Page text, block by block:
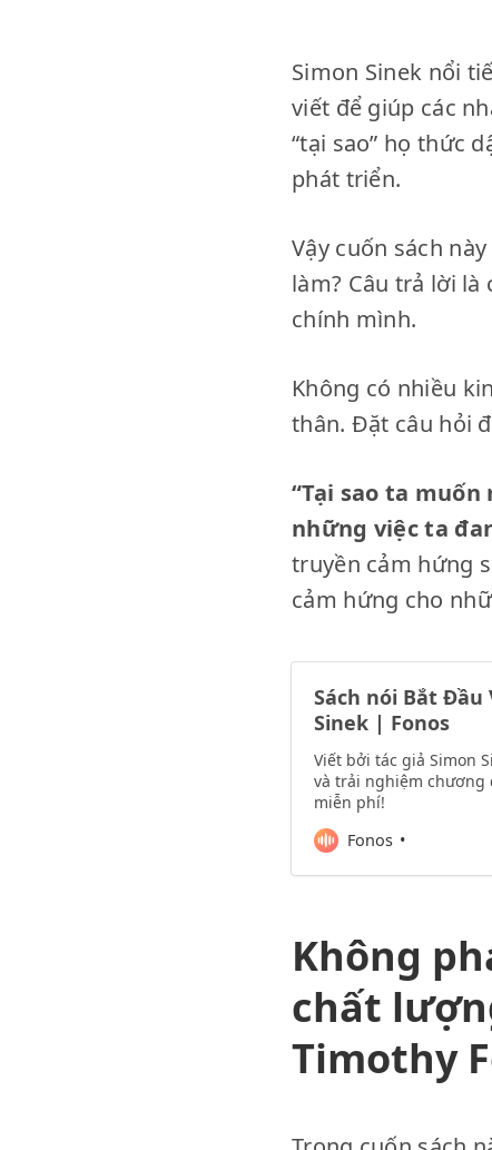
Simon Sinek nổi
viết để giúp các
“tại sao” họ thức
phát triển.
Vậy cuốn sách
làm? Câu trả lời là
chính mình.
Không có nhiều
thân. Đặt câu hỏi
“Tại sao ta
những việc ta
truyền cảm hứng
cảm hứng cho
Sách nói Bắt Đầu
Sinek | Fonos
Viết bởi tác giả Simon
và trải nghiệm chương
miễn phí!
Fonos
Không
chất
Timothy